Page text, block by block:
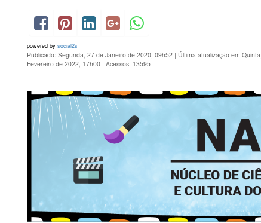
powered by social2s
Publicado: Segunda, 27 de Janeiro de 2020, 09h52 | Última atualização em
Fevereiro de 2022, 17h00 | Acessos: 13595